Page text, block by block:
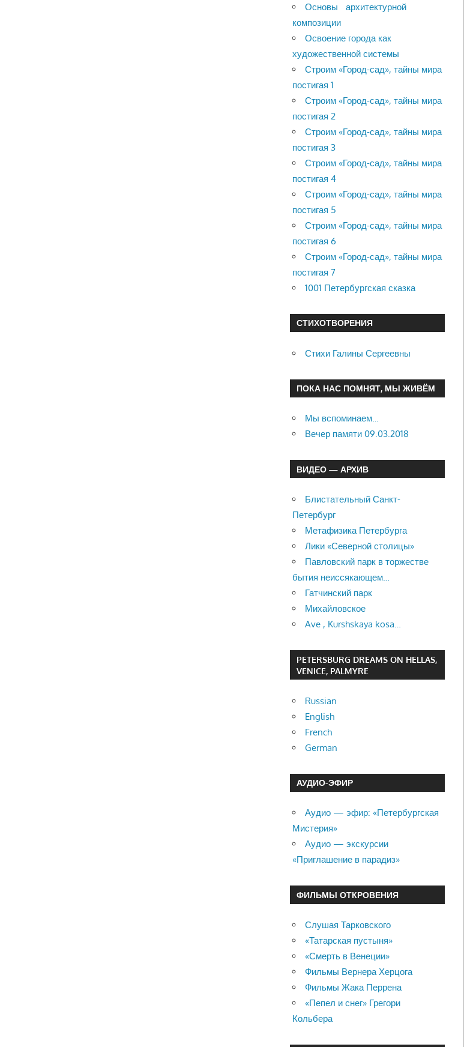
Основы архитектурной
композиции
Освоение города как
художественной системы
Строим «Город-сад», тайны мира
постигая 1
Строим «Город-сад», тайны мира
постигая 2
Строим «Город-сад», тайны мира
постигая 3
Строим «Город-сад», тайны мира
постигая 4
Строим «Город-сад», тайны мира
постигая 5
Строим «Город-сад», тайны мира
постигая 6
Строим «Город-сад», тайны мира
постигая 7
1001 Петербургская сказка
СТИХОТВОРЕНИЯ
Стихи Галины Сергеевны
ПОКА НАС ПОМНЯТ, МЫ ЖИВЁМ
Мы вспоминаем…
Вечер памяти 09.03.2018
ВИДЕО — АРХИВ
Блистательный Санкт-
Петербург
Метафизика Петербурга
Лики «Северной столицы»
Павловский парк в торжестве
бытия неиссякающем…
Гатчинский парк
Михайловское
Ave , Kurshskaya kosa…
PETERSBURG DREAMS ON HELLAS,
VENICE, PALMYRE
Russian
English
French
German
АУДИО-ЭФИР
Аудио — эфир: «Петербургская
Мистерия»
Аудио — экскурсии
«Приглашение в парадиз»
ФИЛЬМЫ ОТКРОВЕНИЯ
Слушая Тарковского
«Татарская пустыня»
«Смерть в Венеции»
Фильмы Вернера Херцога
Фильмы Жака Перрена
«Пепел и снег» Грегори
Кольбера